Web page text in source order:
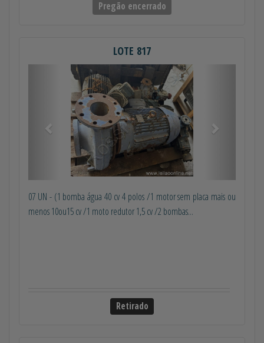
Pregão encerrado
LOTE 817
Anterior
07 UN - (1 bomba água 40 cv 4 polos /1 motor sem placa mais ou
menos 10ou15 cv /1 moto redutor 1,5 cv /2 bombas...
Retirado